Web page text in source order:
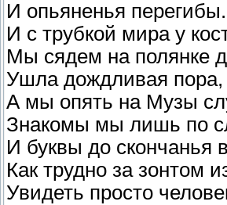
И опьяненья перегибы.
И с трубкой мира у
Мы сядем на полянке
Ушла дождливая пора,
А мы опять на Музы
Знакомы мы лишь по
И буквы до скончанья
Как трудно за зонтом
Увидеть просто